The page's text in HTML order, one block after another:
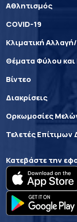
Αθλητισμός
COVID-19
Κλιματική
Θέματα Φύλου και
Βίντεο
Διακρίσεις
Ορκωμοσίες
Τελετές
Κατεβάστε την